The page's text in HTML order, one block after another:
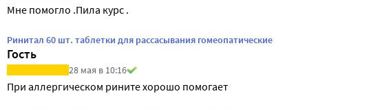
Мне помогло .Пила курс .
Ринитал 60 шт. таблетки для рассасывания гомеопатические
Гость
28 мая в 10:16
При аллергическом рините хорошо помогает